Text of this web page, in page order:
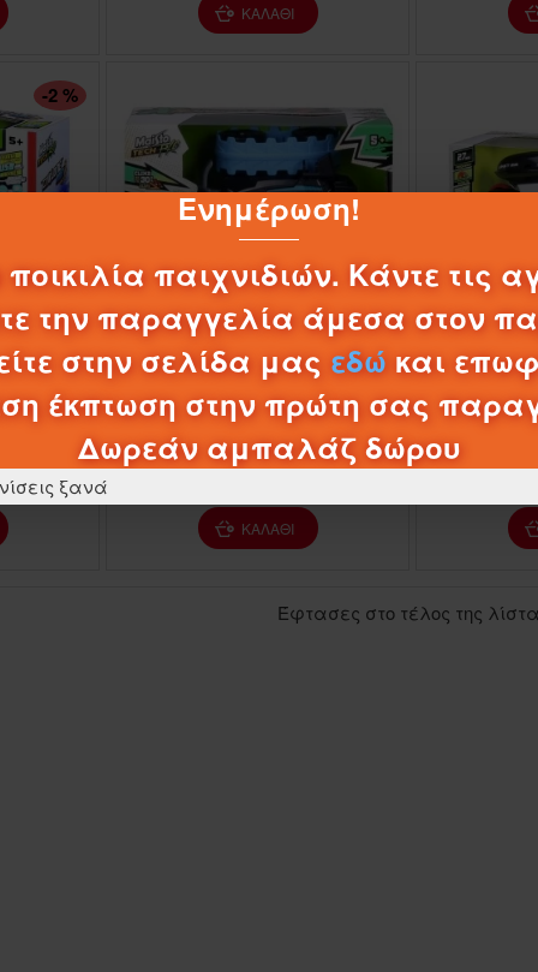
Ενημέρωση!
παιχνιδιών. Κάντε τις
την παραγγελία άμεσα στον
στην σελίδα μας εδώ και
έκπτωση στην πρώτη σας
Δωρεάν αμπαλάζ δώρου
ξανά
ΚΑΛΆΘΙ
-2 %
18
Δευτερόλεπτα
DRIFTER
1-057571 81473
MAISTO ΤΗΛΕΚΑΤΕΥΘΥΝΟΜΕΝΟ
TECH X-RANGER
24,95€
ΚΑΛΆΘΙ
1-
MAISTO
Έφτασες στο τέλος της